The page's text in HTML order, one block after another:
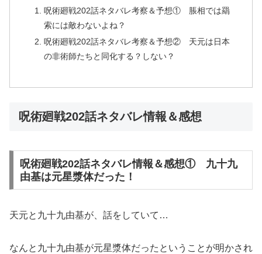
呪術廻戦202話ネタバレ考察＆予想① 脹相では羂
索には敵わないよね？
呪術廻戦202話ネタバレ考察＆予想② 天元は日本
の非術師たちと同化する？しない？
呪術廻戦202話ネタバレ情報＆感想
呪術廻戦202話ネタバレ情報＆感想① 九十九
由基は元星漿体だった！
天元と九十九由基が、話をしていて…
なんと九十九由基が元星漿体だったということが明かされ